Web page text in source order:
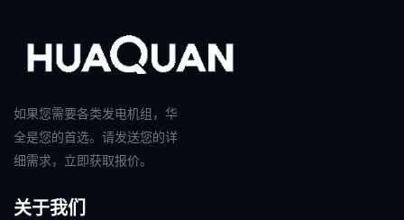
如果您需要各类发电机组，华
全是您的首选。请发送您的详
细需求，立即获取报价。
关于我们